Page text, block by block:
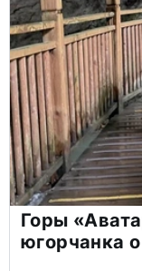
Горы
югорчанка